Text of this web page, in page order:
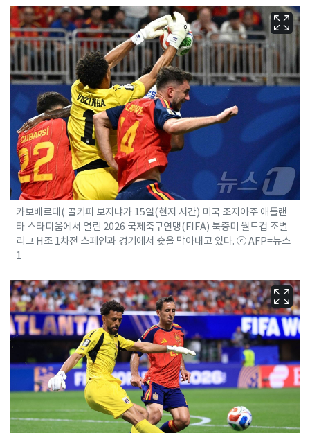
카보베르데( 골키퍼 보지냐가 15일(현지 시간) 미국 조지아주 애틀랜
타 스타디움에서 열린 2026 국제축구연맹(FIFA) 북중미 월드컵 조별
리그 H조 1차전 스페인과 경기에서 슛을 막아내고 있다. ⓒ AFP=뉴스
1